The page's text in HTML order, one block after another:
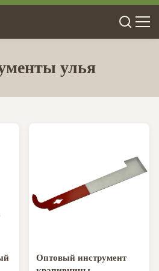
улья
Оптовый инструмент